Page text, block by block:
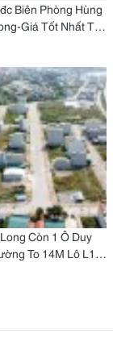
Biên Phòng Hùng
Giá Tốt Nhất Thị
Còn 1 Ô Duy
To 14M Lô L10